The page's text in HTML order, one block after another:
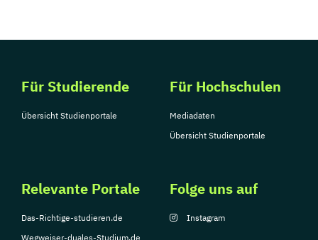
Für Studierende
Übersicht Studienportale
Für Hochschulen
Mediadaten
Übersicht Studienportale
Relevante Portale
Das-Richtige-studieren.de
Wegweiser-duales-Studium.de
Folge uns auf
Instagram